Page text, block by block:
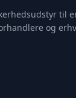
til
og